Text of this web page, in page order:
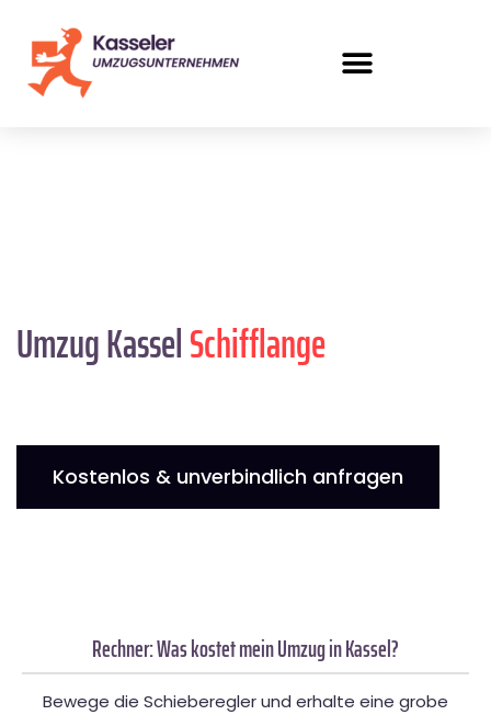
Umzug KasselSchifflange
Kostenlos & unverbindlich anfragen
Rechner: Was kostet mein Umzug in Kassel?
Bewege die Schieberegler und erhalte eine grobe